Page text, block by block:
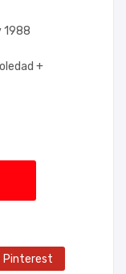
1988
+
Pinterest